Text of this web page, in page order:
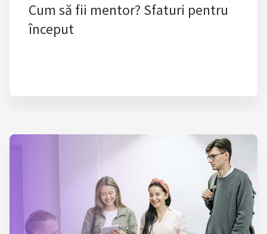
Cum să fii mentor? Sfaturi pentru
început